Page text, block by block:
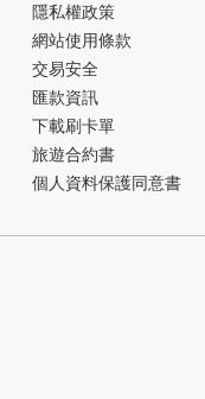
隱私權政策
網站使用條款
交易安全
匯款資訊
下載刷卡單
旅遊合約書
個人資料保護同意書